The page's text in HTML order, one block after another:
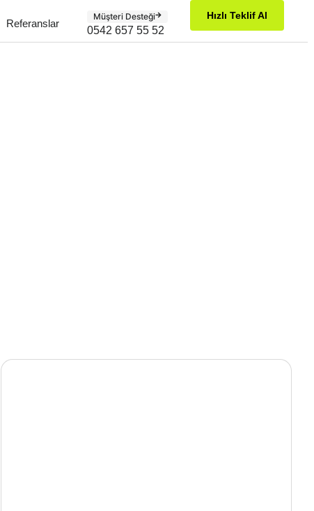
Referanslar
Müşteri Desteği
0542 657 55 52
Hızlı Teklif Al